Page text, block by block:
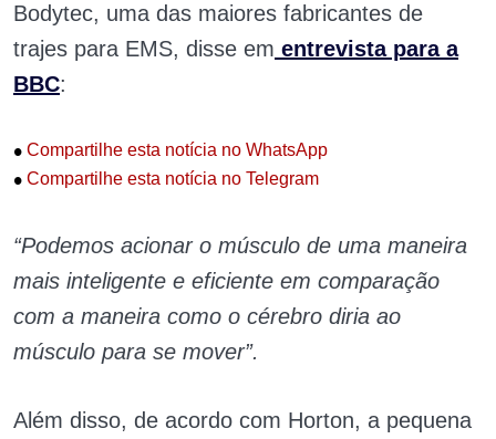
Bodytec, uma das maiores fabricantes de
trajes para EMS, disse em entrevista para a
BBC:
• Compartilhe esta notícia no WhatsApp
• Compartilhe esta notícia no Telegram
“Podemos acionar o músculo de uma maneira
mais inteligente e eficiente em comparação
com a maneira como o cérebro diria ao
músculo para se mover”.
Além disso, de acordo com Horton, a pequena